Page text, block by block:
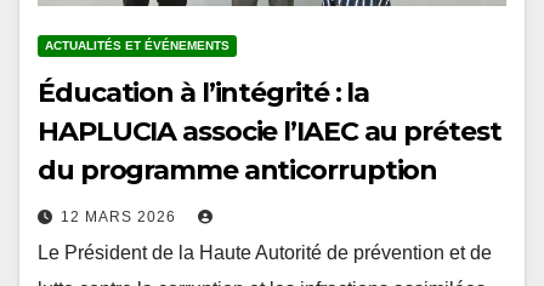
ACTUALITÉS ET ÉVÉNEMENTS
Éducation à l’intégrité : la
HAPLUCIA associe l’IAEC au prétest
du programme anticorruption
12 MARS 2026
Le Président de la Haute Autorité de prévention et de